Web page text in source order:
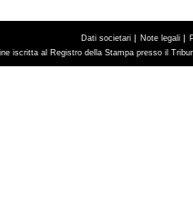
Dati societari | Note legali |
iscritta al Registro della Stampa presso il